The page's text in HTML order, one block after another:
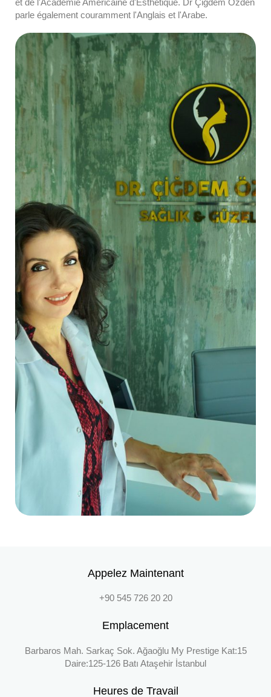
et de l'Académie Américaine d'Esthétique. Dr Çiğdem Özden
parle également couramment l'Anglais et l'Arabe.
Appelez Maintenant
+90 545 726 20 20
Emplacement
Barbaros Mah. Sarkaç Sok. Ağaoğlu My Prestige Kat:15
Daire:125-126 Batı Ataşehir İstanbul
Heures de Travail